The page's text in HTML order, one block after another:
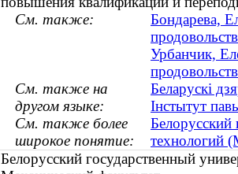
См. также:
Бондарева,
Урбанчик,
См. также на
другом языке:
Беларускі
Інстытут
См. также более
широкое понятие:
Белорусский
технологий
Белорусский государственный